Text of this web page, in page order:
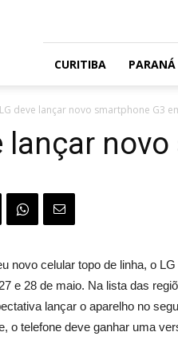
CURITIBA PARANÁ
LG deve lançar novo smartphone G3
lançar
novo celular topo de linha, o
e 28 de maio. Na lista das
lançar o aparelho no
o telefone deve ganhar uma